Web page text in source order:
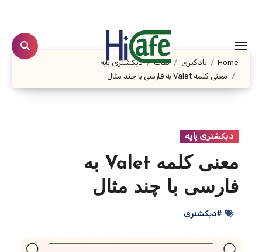
content
Home یادگیری لغات
دیکشنری پایه
معنی کلمه Valet به فارسی با چند مثال
دیکشنری پایه
معنی کلمه Valet به
فارسی با چند مثال
#دیکشنری